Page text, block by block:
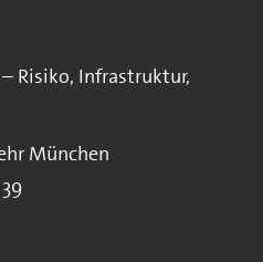
Risiko, Infrastruktur,
München